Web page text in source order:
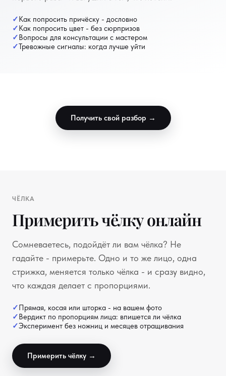
Как попросить причёску - дословно
Как попросить цвет - без сюрпризов
Вопросы для консультации с мастером
Тревожные сигналы: когда лучше уйти
Получить свой разбор →
ЧЁЛКА
Примерить чёлку онлайн
Сомневаетесь, подойдёт ли вам чёлка? Не
гадайте - примерьте. Одно и то же лицо, одна
стрижка, меняется только чёлка - и сразу видно,
что каждая делает с пропорциями.
Прямая, косая или шторка - на вашем фото
Вердикт по пропорциям лица: впишется ли чёлка
Эксперимент без ножниц и месяцев отращивания
Примерить чёлку →